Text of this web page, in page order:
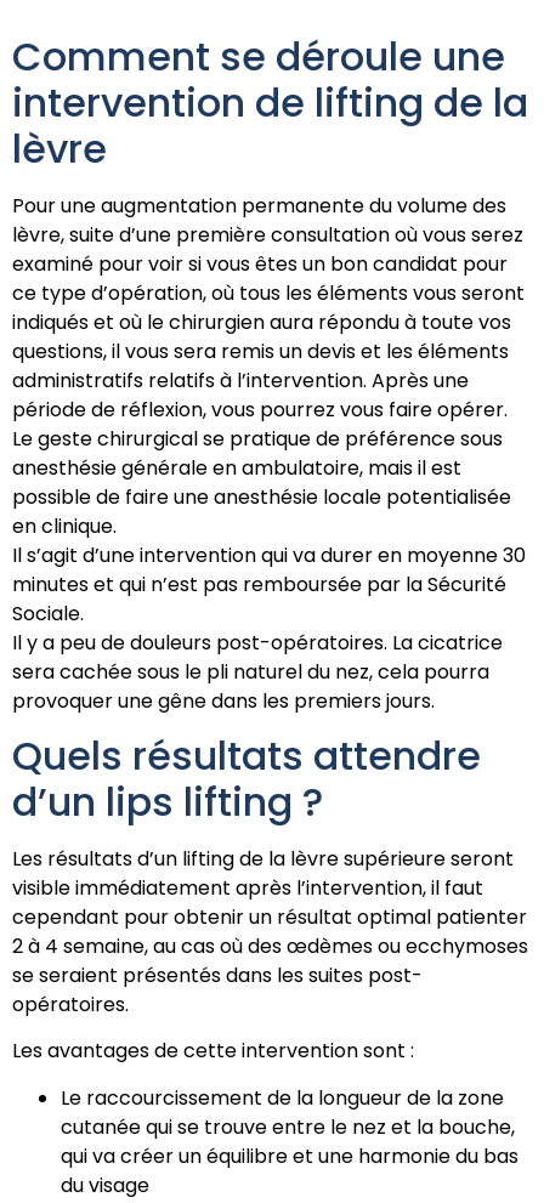
Comment se déroule une
intervention de lifting de la
lèvre
Pour une augmentation permanente du volume des
lèvre, suite d’une première consultation où vous serez
examiné pour voir si vous êtes un bon candidat pour
ce type d’opération, où tous les éléments vous seront
indiqués et où le chirurgien aura répondu à toute vos
questions, il vous sera remis un devis et les éléments
administratifs relatifs à l’intervention. Après une
période de réflexion, vous pourrez vous faire opérer.
Le geste chirurgical se pratique de préférence sous
anesthésie générale en ambulatoire, mais il est
possible de faire une anesthésie locale potentialisée
en clinique.
Il s’agit d’une intervention qui va durer en moyenne 30
minutes et qui n’est pas remboursée par la Sécurité
Sociale.
Il y a peu de douleurs post-opératoires. La cicatrice
sera cachée sous le pli naturel du nez, cela pourra
provoquer une gêne dans les premiers jours.
Quels résultats attendre
d’un lips lifting ?
Les résultats d’un lifting de la lèvre supérieure seront
visible immédiatement après l’intervention, il faut
cependant pour obtenir un résultat optimal patienter
2 à 4 semaine, au cas où des œdèmes ou ecchymoses
se seraient présentés dans les suites post-
opératoires.
Les avantages de cette intervention sont :
Le raccourcissement de la longueur de la zone
cutanée qui se trouve entre le nez et la bouche,
qui va créer un équilibre et une harmonie du bas
du visage